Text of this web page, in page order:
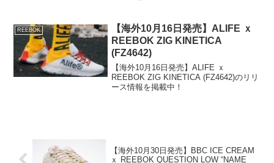
REEBOK
【海外10月16日発売】ALIFE ｘ
REEBOK ZIG KINETICA
(FZ4642)
【海外10月16日発売】ALIFE ｘ
REEBOK ZIG KINETICA (FZ4642)のリリ
ース情報を掲載中！
【海外10月30日発売】BBC ICE CREAM
ｘ REEBOK QUESTION LOW “NAME